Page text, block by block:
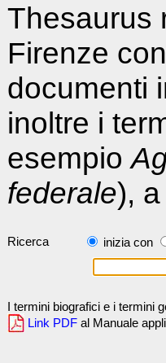
Thesaurus
Firenze
documenti
inoltre i
esempio
federale),
Ricerca inizia con
I termini biografici e i termini
Link PDF al Manuale